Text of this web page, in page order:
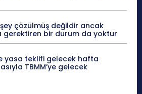
çözülmüş değildir ancak
gerektiren bir durum da yoktur
yasa teklifi gelecek hafta
TBMM’ye gelecek